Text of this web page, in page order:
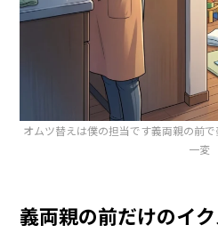
オムツ替えは僕の担当です義両親の前
一変
義両親の前だけのイ